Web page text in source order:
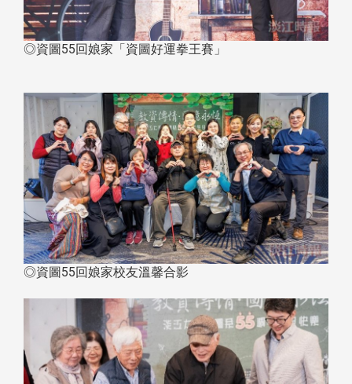
◎資圖55回娘家「資圖好運拳王賽」
◎資圖55回娘家校友溫馨合影